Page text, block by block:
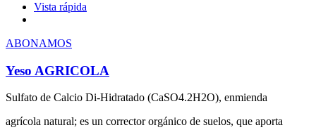
Vista rápida
ABONAMOS
Yeso AGRICOLA
Sulfato de Calcio Di-Hidratado (CaSO4.2H2O), enmienda
agrícola natural; es un corrector orgánico de suelos, que aporta